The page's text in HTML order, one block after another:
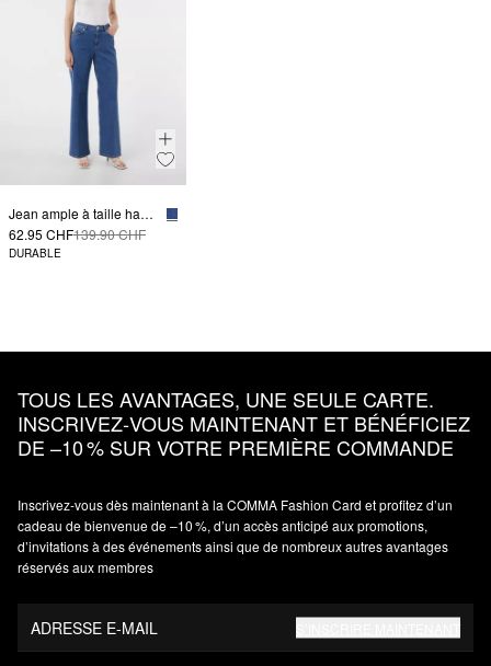
Jean ample à taille haute
62.95 CHF139.90 CHF
DURABLE
TOUS LES AVANTAGES, UNE SEULE CARTE.
INSCRIVEZ‑VOUS MAINTENANT ET BÉNÉFICIEZ
DE –10 % SUR VOTRE PREMIÈRE COMMANDE
Inscrivez‑vous dès maintenant à la COMMA Fashion Card et profitez d’un
cadeau de bienvenue de –10 %, d’un accès anticipé aux promotions,
d’invitations à des événements ainsi que de nombreux autres avantages
réservés aux membres
ADRESSE E-MAIL